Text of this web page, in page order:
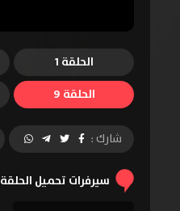
الحلقة 1
الحلقة 9
شارك :
سيرفرات تحميل الحلقة